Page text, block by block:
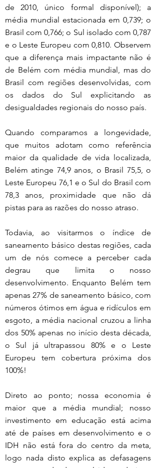
de 2010, único formal disponível); a
média mundial estacionada em 0,739; o
Brasil com 0,766; o Sul isolado com 0,787
e o Leste Europeu com 0,810. Observem
que a diferença mais impactante não é
de Belém com média mundial, mas do
Brasil com regiões desenvolvidas, com
os dados do Sul explicitando as
desigualdades regionais do nosso país.
Quando comparamos a longevidade,
que muitos adotam como referência
maior da qualidade de vida localizada,
Belém atinge 74,9 anos, o Brasil 75,5, o
Leste Europeu 76,1 e o Sul do Brasil com
78,3 anos, proximidade que não dá
pistas para as razões do nosso atraso.
Todavia, ao visitarmos o índice de
saneamento básico destas regiões, cada
um de nós comece a perceber cada
degrau que limita o nosso
desenvolvimento. Enquanto Belém tem
apenas 27% de saneamento básico, com
números ótimos em água e ridículos em
esgoto, a média nacional cruzou a linha
dos 50% apenas no início desta década,
o Sul já ultrapassou 80% e o Leste
Europeu tem cobertura próxima dos
100%!
Direto ao ponto; nossa economia é
maior que a média mundial; nosso
investimento em educação está acima
até de países em desenvolvimento e o
IDH não está fora do centro da meta,
logo nada disto explica as defasagens